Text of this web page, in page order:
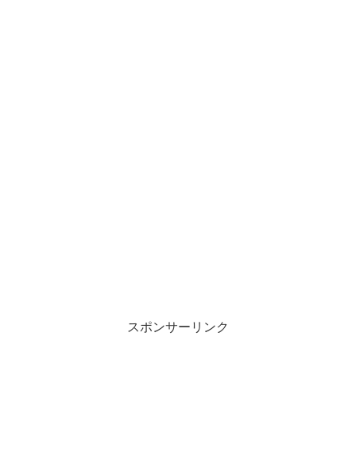
スポンサーリンク